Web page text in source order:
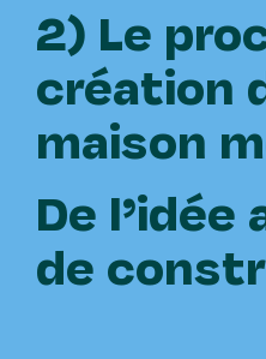
2) Le
création
maison
De l’idée
de